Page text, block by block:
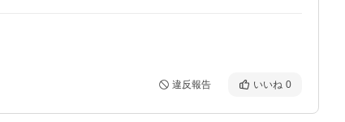
違反報告 いいね 0